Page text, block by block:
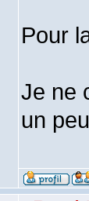
Pour
Je ne
un